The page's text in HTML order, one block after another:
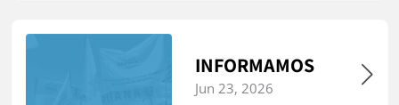
INFORMAMOS
Jun 23, 2026